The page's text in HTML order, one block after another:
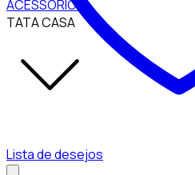
ACESSÓRIOS
TATA CASA
Lista de desejos